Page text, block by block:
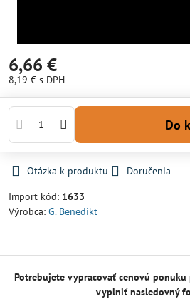
6,66 €
8,19 € s DPH
Do
Otázka k produktu
Doručenia
Import kód: 1633
Výrobca: G. Benedikt
Potrebujete vypracovať cenovú ponuku
vyplniť nasledovný